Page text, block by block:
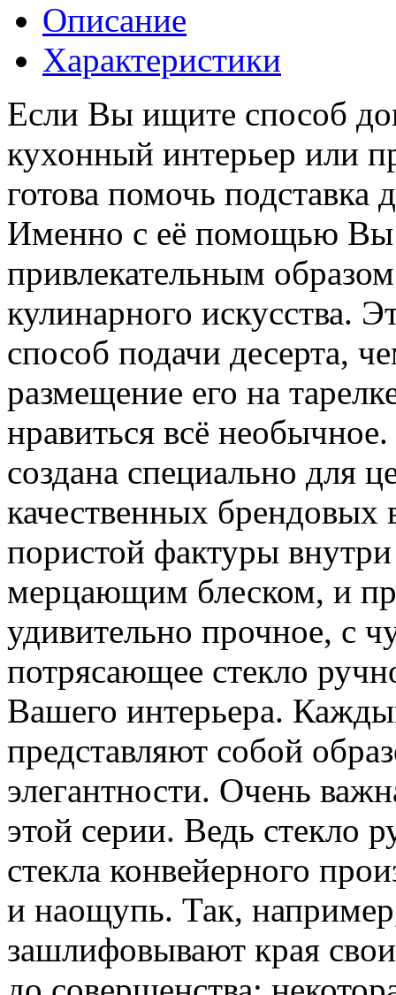
Описание
Характеристики
Если Вы ищите способ
кухонный интерьер или
готова помочь
Именно с её помощью Вы
привлекательным
кулинарного искусства.
способ подачи десерта,
размещение его на
нравиться всё
создана специально для
качественных
пористой фактуры внутри
мерцающим блеском, и
удивительно прочное, с
потрясающее стекло
Вашего интерьера.
представляют собой
элегантности. Очень
этой серии. Ведь стекло
стекла конвейерного
и наощупь. Так,
зашлифовывают края